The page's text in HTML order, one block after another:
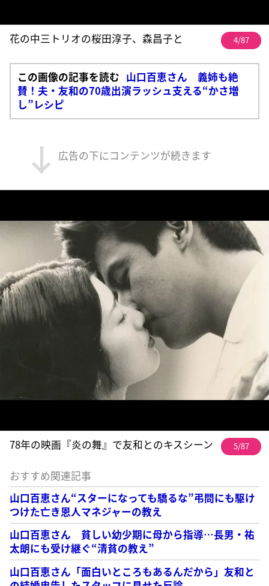
花の中三トリオの桜田淳子、森昌子と 4/87
この画像の記事を読む 山口百恵さん 義姉も絶
賛！夫・友和の70歳出演ラッシュ支える“かさ増
し”レシピ
広告の下にコンテンツが続きます
78年の映画『炎の舞』で友和とのキスシーン 5/87
おすすめ関連記事
山口百恵さん“スターになっても驕るな”弔問にも駆け
つけた亡き恩人マネジャーの教え
山口百恵さん 貧しい幼少期に母から指導…長男・祐
太朗にも受け継ぐ“清貧の教え”
山口百恵さん「面白いところもあるんだから」友和と